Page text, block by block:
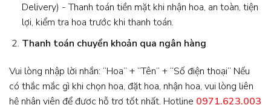
Delivery) - Thanh toán tiền mặt khi nhận hoa, an toàn, tiện
lợi, kiểm tra hoa trước khi thanh toán.
Thanh toán chuyển khoản qua ngân hàng
Vui lòng nhập lời nhắn: “Hoa” + “Tên” + “Số điện thoại” Nếu
có thắc mắc gì khi chọn hoa, đặt hoa, nhận hoa, vui lòng liên
hệ nhân viên để được hỗ trợ tốt nhất. Hotline 0971.623.003